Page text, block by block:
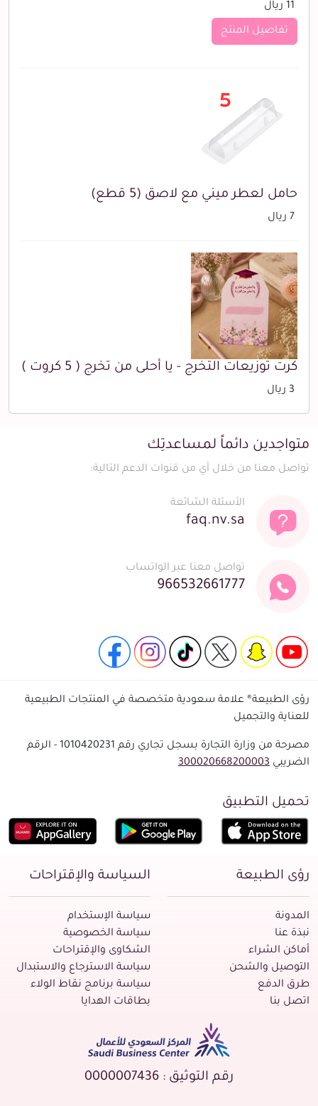
11 ريال
تفاصيل المنتج
حامل لعطر ميني مع لاصق (5 قطع)
7 ريال
كرت توزيعات التخرج - يا أحلى من تخرج ( 5 كروت )
3 ريال
متواجدين دائماً لمساعدتِك
تواصل معنا من خلال أي من قنوات الدعم التالية:
الأسئلة الشائعة
faq.nv.sa
تواصل معنا عبر الواتساب
966532661777
رؤى الطبيعة® علامة سعودية متخصصة في المنتجات الطبيعية
للعناية والتجميل
مصرحة من وزارة التجارة بسجل تجاري رقم 1010420231 - الرقم
الضريبي 300020668200003
تحميل التطبيق
رؤى الطبيعة
المدونة
نبذة عنا
أماكن الشراء
التوصيل والشحن
طرق الدفع
اتصل بنا
السياسة والإقتراحات
سياسة الإستخدام
سياسة الخصوصية
الشكاوى والإقتراحات
سياسة الاسترجاع والاستبدال
سياسة برنامج نقاط الولاء
بطاقات الهدايا
رقم التوثيق : 0000007436